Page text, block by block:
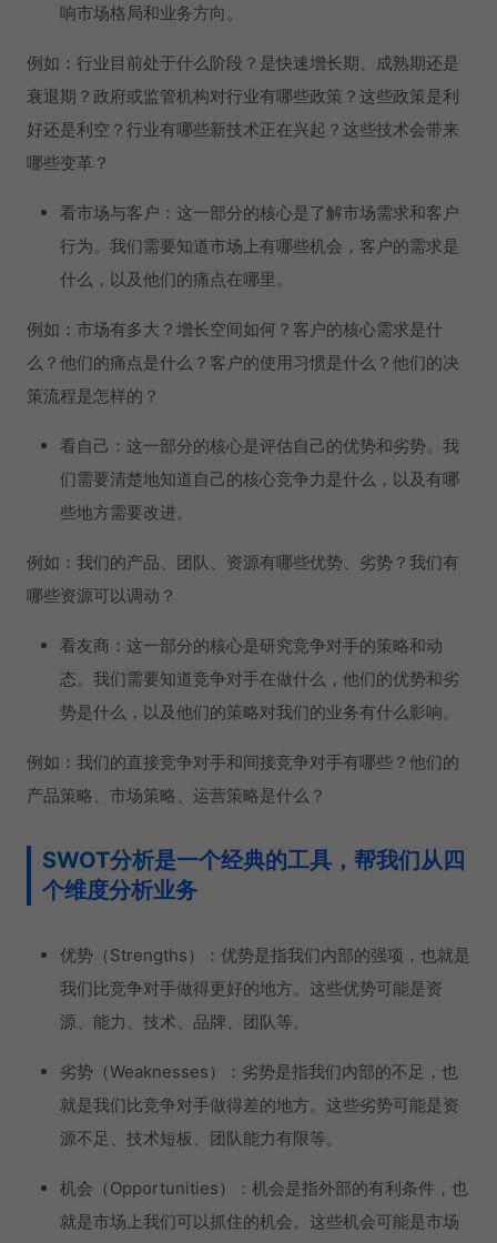
响市场格局和业务方向。
例如：行业目前处于什么阶段？是快速增长期、成熟期还是
衰退期？政府或监管机构对行业有哪些政策？这些政策是利
好还是利空？行业有哪些新技术正在兴起？这些技术会带来
哪些变革？
看市场与客户：这一部分的核心是了解市场需求和客户
行为。我们需要知道市场上有哪些机会，客户的需求是
什么，以及他们的痛点在哪里。
例如：市场有多大？增长空间如何？客户的核心需求是什
么？他们的痛点是什么？客户的使用习惯是什么？他们的决
策流程是怎样的？
看自己：这一部分的核心是评估自己的优势和劣势。我
们需要清楚地知道自己的核心竞争力是什么，以及有哪
些地方需要改进。
例如：我们的产品、团队、资源有哪些优势、劣势？我们有
哪些资源可以调动？
看友商：这一部分的核心是研究竞争对手的策略和动
态。我们需要知道竞争对手在做什么，他们的优势和劣
势是什么，以及他们的策略对我们的业务有什么影响。
例如：我们的直接竞争对手和间接竞争对手有哪些？他们的
产品策略、市场策略、运营策略是什么？
SWOT分析是一个经典的工具，帮我们从四
个维度分析业务
优势（Strengths）：优势是指我们内部的强项，也就是
我们比竞争对手做得更好的地方。这些优势可能是资
源、能力、技术、品牌、团队等。
劣势（Weaknesses）：劣势是指我们内部的不足，也
就是我们比竞争对手做得差的地方。这些劣势可能是资
源不足、技术短板、团队能力有限等。
机会（Opportunities）：机会是指外部的有利条件，也
就是市场上我们可以抓住的机会。这些机会可能是市场